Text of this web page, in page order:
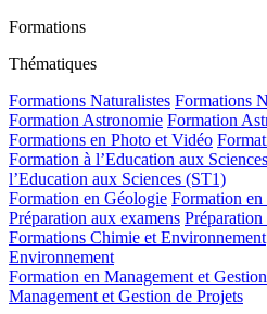
Formations
Thématiques
Formations Naturalistes Formations
Formation Astronomie Formation
Formations en Photo et Vidéo
Formation à l’Education aux
l’Education aux Sciences (ST1)
Formation en Géologie Formation
Préparation aux examens Préparation
Formations Chimie et Environnement
Environnement
Formation en Management et
Management et Gestion de Projets